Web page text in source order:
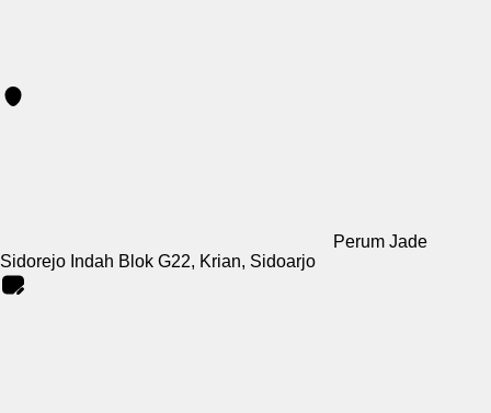
Perum Jade
Sidorejo Indah Blok G22, Krian, Sidoarjo